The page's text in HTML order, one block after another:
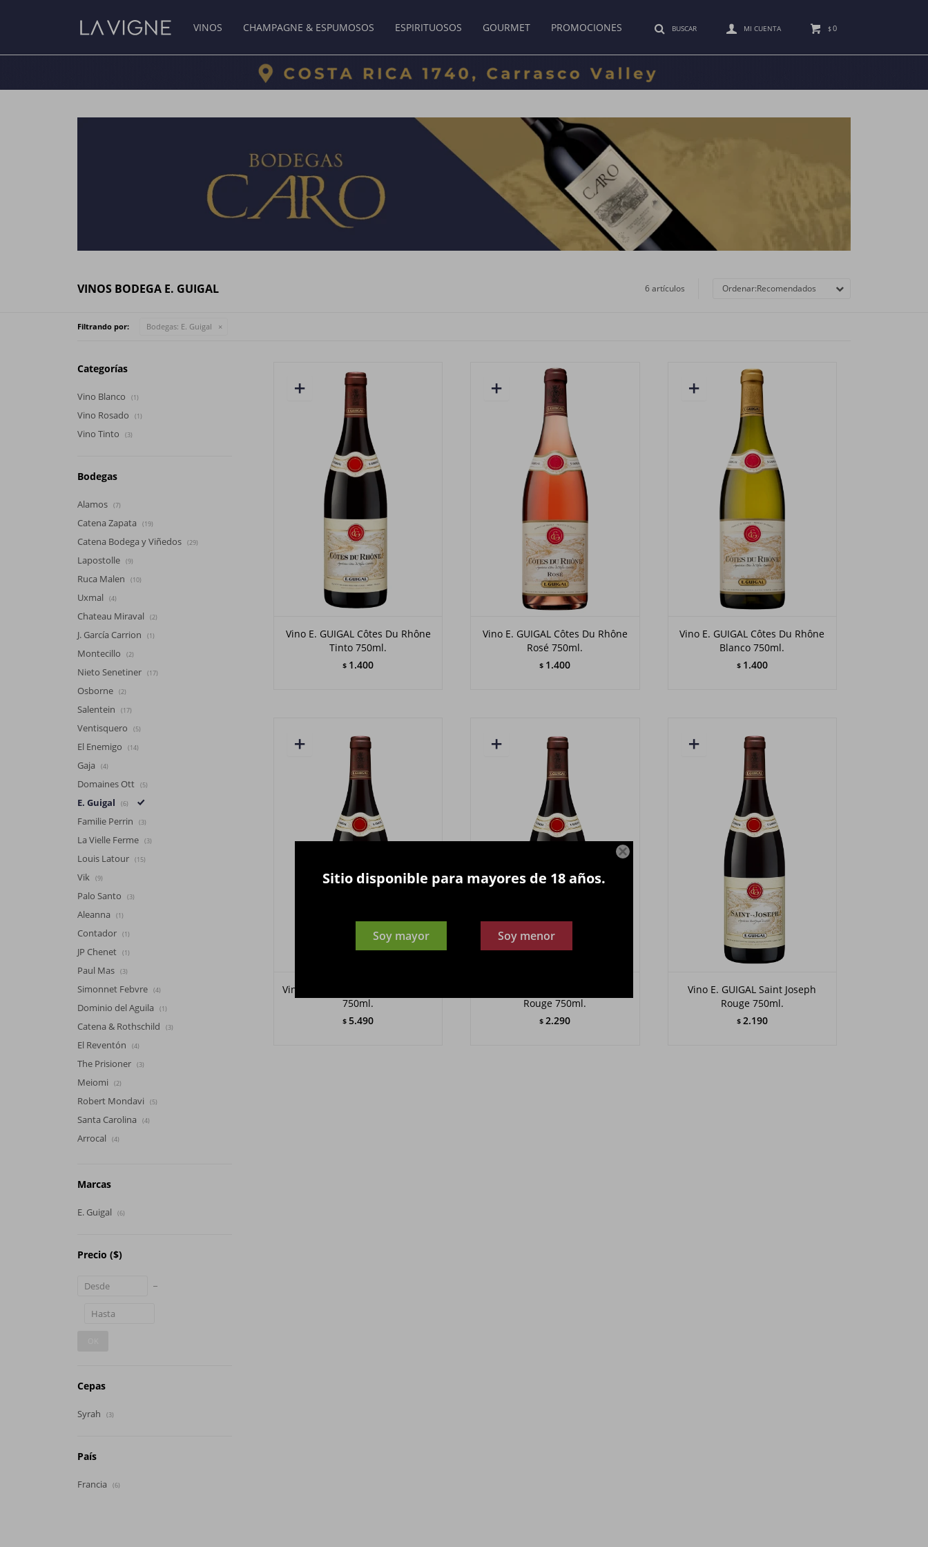

Sitio disponible para mayores de 18 años.
Soy mayor Soy menor
VINOS CHAMPAGNE & ESPUMOSOS ESPIRITUOSOS GOURMET PROMOCIONES $0
VINOS BODEGA E. GUIGAL 6 artículos Recomendados
Filtrando por: Bodegas: E. Guigal
Vino E. GUIGAL Côtes Du Rhône
Tinto 750ml.
$ 1.400
Vino E. GUIGAL Côtes Du Rhône
Rosé 750ml.
$ 1.400
Vino E. GUIGAL Côtes Du Rhône
Blanco 750ml.
$ 1.400
Vino E. GUIGAL Hermitage Rouge
750ml.
$ 5.490
Rouge 750ml.
$ 2.290
Vino E. GUIGAL Saint Joseph
Rouge 750ml.
$ 2.190
Categorías
Vino Blanco (1)
Vino Rosado (1)
Vino Tinto (3)
Marcas
E. Guigal (6)
Precio ($)
Bodegas
Alamos (7)
Catena Zapata (19)
Catena Bodega y Viñedos (29)
Lapostolle (9)
Ruca Malen (10)
Uxmal (4)
Chateau Miraval (2)
J. García Carrion (1)
Montecillo (2)
Nieto Senetiner (17)
Osborne (2)
Salentein (17)
Ventisquero (5)
El Enemigo (14)
Gaja (4)
Domaines Ott (5)
E. Guigal (6)
Familie Perrin (3)
La Vielle Ferme (3)
Louis Latour (15)
Vik (9)
Palo Santo (3)
Aleanna (1)
Contador (1)
JP Chenet (1)
Paul Mas (3)
Simonnet Febvre (4)
Dominio del Aguila (1)
Catena & Rothschild (3)
El Reventón (4)
The Prisioner (3)
Meiomi (2)
Robert Mondavi (5)
Santa Carolina (4)
Arrocal (4)
Cepas
Syrah (3)
País
Francia (6)